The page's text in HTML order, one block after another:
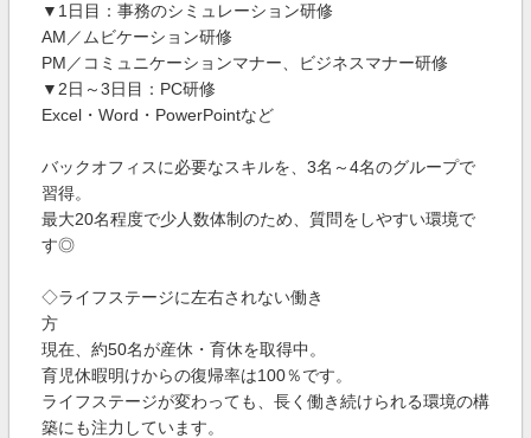
▼1日目：事務のシミュレーション研修
AM／ムビケーション研修
PM／コミュニケーションマナー、ビジネスマナー研修
▼2日～3日目：PC研修
Excel・Word・PowerPointなど
バックオフィスに必要なスキルを、3名～4名のグループで
習得。
最大20名程度で少人数体制のため、質問をしやすい環境で
す◎
◇ライフステージに左右されない働き
方
現在、約50名が産休・育休を取得中。
育児休暇明けからの復帰率は100％です。
ライフステージが変わっても、長く働き続けられる環境の構
築にも注力しています。